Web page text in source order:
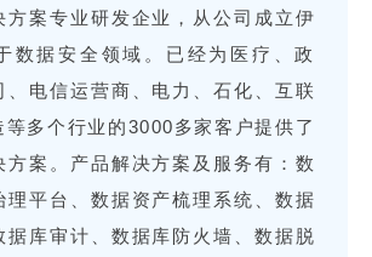
方案专业研发企业，从公司成立伊
数据安全领域。已经为医疗、政
、电信运营商、电力、石化、互联
等多个行业的3000多家客户提供了
方案。产品解决方案及服务有：数
理平台、数据资产梳理系统、数据
据库审计、数据库防火墙、数据脱